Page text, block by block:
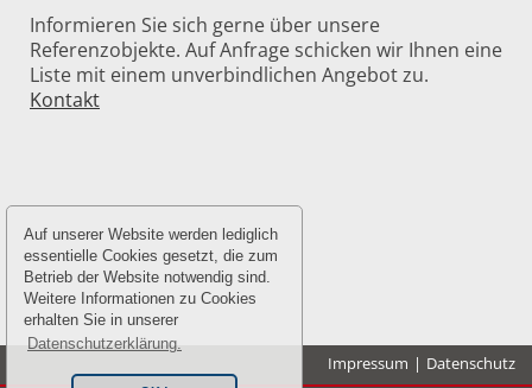
Auf unserer Website werden lediglich
essentielle Cookies gesetzt, die zum
Betrieb der Website notwendig sind.
Weitere Informationen zu Cookies
erhalten Sie in unserer
Datenschutzerklärung.
Informieren Sie sich gerne über unsere
Referenzobjekte. Auf Anfrage schicken wir Ihnen eine
Liste mit einem unverbindlichen Angebot zu.
Kontakt
Impressum | Datenschutz